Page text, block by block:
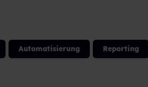
Automatisierung Reporting